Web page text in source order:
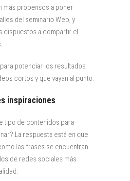
más propensos a poner
del seminario Web, y
dispuestos a compartir el
potenciar los resultados
cortos y que vayan al punto.
inspiraciones
tipo de contenidos para
La respuesta está en que
las frases se encuentran
de redes sociales más